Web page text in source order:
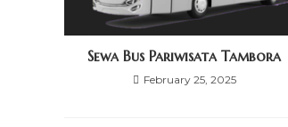
Sewa Bus Pariwisata Tambora
February 25, 2025